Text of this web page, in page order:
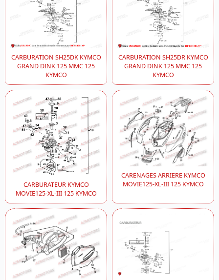
CARBURATION SH25DK KYMCO
GRAND DINK 125 MMC 125
KYMCO
CARBURATION SH25DR KYMCO
GRAND DINK 125 MMC 125
KYMCO
CARBURATEUR KYMCO
MOVIE125-XL-III 125 KYMCO
CARENAGES ARRIERE KYMCO
MOVIE125-XL-III 125 KYMCO